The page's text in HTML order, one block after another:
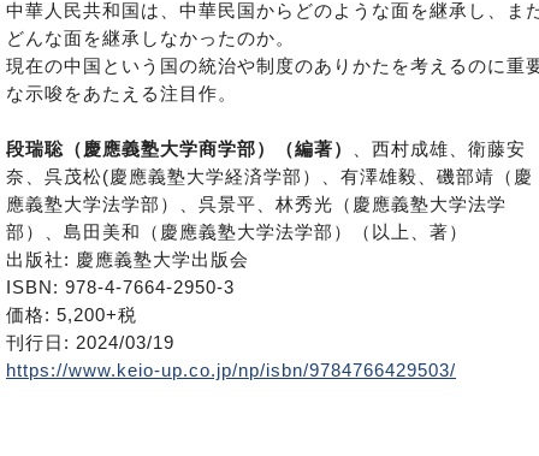
中華人民共和国は、中華民国からどのような面を継承し、ま
どんな面を継承しなかったのか。
現在の中国という国の統治や制度のありかたを考えるのに重
な示唆をあたえる注目作。
段瑞聡（慶應義塾大学商学部）（編著）
、西村成雄、衛藤安
奈、呉茂松(慶應義塾大学経済学部）、有澤雄毅、磯部靖（慶
應義塾大学法学部）、呉景平、林秀光（慶應義塾大学法学
部）、島田美和（慶應義塾大学法学部）（以上、著）
出版社: 慶應義塾大学出版会
ISBN: 978-4-7664-2950-3
価格: 5,200+税
刊行日: 2024/03/19
https://www.keio-up.co.jp/np/isbn/9784766429503/